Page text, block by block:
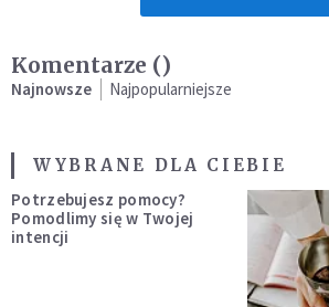
Komentarze ()
Najnowsze Najpopularniejsze
WYBRANE DLA CIEBIE
Potrzebujesz pomocy?
Pomodlimy się w Twojej
intencji